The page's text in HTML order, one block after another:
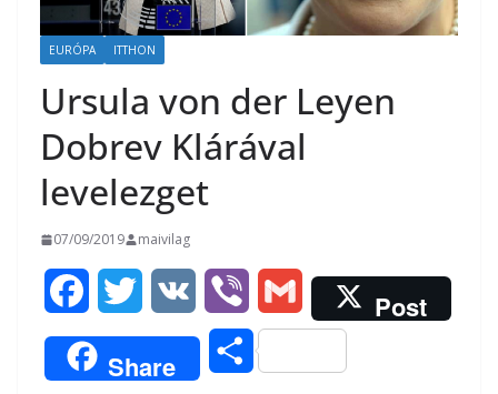
EURÓPA ITTHON
Ursula von der Leyen
Dobrev Klárával
levelezget
07/09/2019 maivilag
a
c
w
i
K
i
b
m
a
Post
Share
O